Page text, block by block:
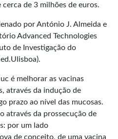
de 3 milhões de euros.
por António J. Almeida e
Advanced Technologies
de Investigação do
é melhorar as vacinas
através da indução de
prazo ao nível das mucosas.
através da prossecução de
por um lado
de conceito, de uma vacina